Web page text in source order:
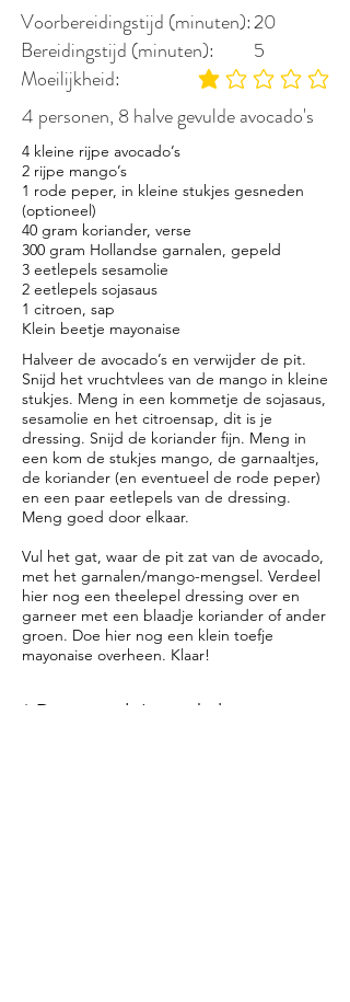
Halveer de avocado’s en verwijder de pit.
Snijd het vruchtvlees van de mango in kleine
stukjes. Meng in een kommetje de sojasaus,
sesamolie en het citroensap, dit is je
dressing. Snijd de koriander fijn. Meng in
een kom de stukjes mango, de garnaaltjes,
de koriander (en eventueel de rode peper)
en een paar eetlepels van de dressing.
Meng goed door elkaar.
Vul het gat, waar de pit zat van de avocado,
met het garnalen/mango-mengsel. Verdeel
hier nog een theelepel dressing over en
garneer met een blaadje koriander of ander
groen. Doe hier nog een klein toefje
mayonaise overheen. Klaar!
4 kleine rijpe avocado’s
2 rijpe mango’s
1 rode peper, in kleine stukjes gesneden
(optioneel)
40 gram koriander, verse
300 gram Hollandse garnalen, gepeld
3 eetlepels sesamolie
2 eetlepels sojasaus
1 citroen, sap
Klein beetje mayonaise
* De avocado's pas halveren net
4 personen, 8 halve gevulde avocado's
gemiddelde waardering
20
5
Voorbereidingstijd (minuten):
Bereidingstijd (minuten):
Moeilijkheid: